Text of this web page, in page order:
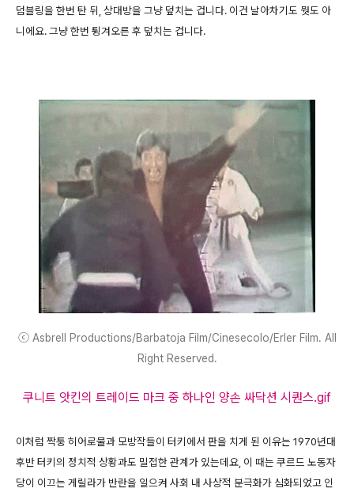
덤블링을 한번 탄 뒤, 상대방을 그냥 덮치는 겁니다. 이건 날아차기도 뭣도 아
니에요. 그냥 한번 튕겨오른 후 덮치는 겁니다.
ⓒ Asbrell Productions/Barbatoja Film/Cinesecolo/Erler Film. All
Right Reserved.
쿠니트 앗킨의 트레이드 마크 중 하나인 양손 싸닥션 시퀀스.gif
이처럼 짝퉁 히어로물과 모방작들이 터키에서 판을 치게 된 이유는 1970년대
후반 터키의 정치적 상황과도 밀접한 관계가 있는데요, 이 때는 쿠르드 노동자
당이 이끄는 게릴라가 반란을 일으켜 사회 내 사상적 분극화가 심화되었고 인